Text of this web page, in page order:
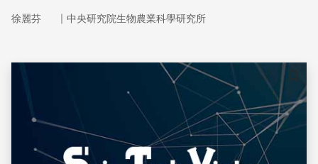
徐麗芬 ｜ 中央研究院生物農業科學研究所
儲存